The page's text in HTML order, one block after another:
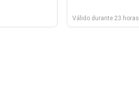
Válido durante 23 horas